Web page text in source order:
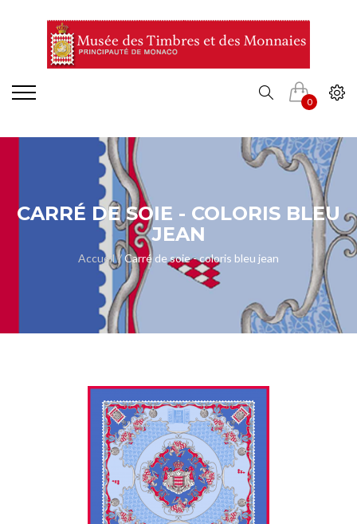
0
CARRÉ DE SOIE - COLORIS BLEU
JEAN
Accueil Carré de soie - coloris bleu jean